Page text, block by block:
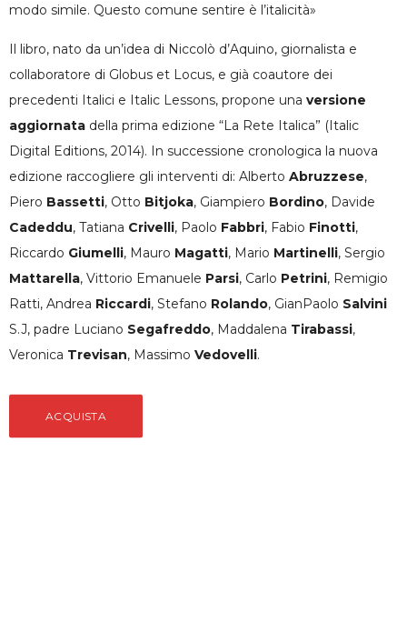
modo simile. Questo comune sentire è l’italicità»
Il libro, nato da un’idea di Niccolò d’Aquino, giornalista e
collaboratore di Globus et Locus, e già coautore dei
precedenti Italici e Italic Lessons, propone una versione
aggiornata della prima edizione “La Rete Italica” (Italic
Digital Editions, 2014). In successione cronologica la nuova
edizione raccogliere gli interventi di: Alberto Abruzzese,
Piero Bassetti, Otto Bitjoka, Giampiero Bordino, Davide
Cadeddu, Tatiana Crivelli, Paolo Fabbri, Fabio Finotti,
Riccardo Giumelli, Mauro Magatti, Mario Martinelli, Sergio
Mattarella, Vittorio Emanuele Parsi, Carlo Petrini, Remigio
Ratti, Andrea Riccardi, Stefano Rolando, GianPaolo Salvini
S.J, padre Luciano Segafreddo, Maddalena Tirabassi,
Veronica Trevisan, Massimo Vedovelli.
ACQUISTA